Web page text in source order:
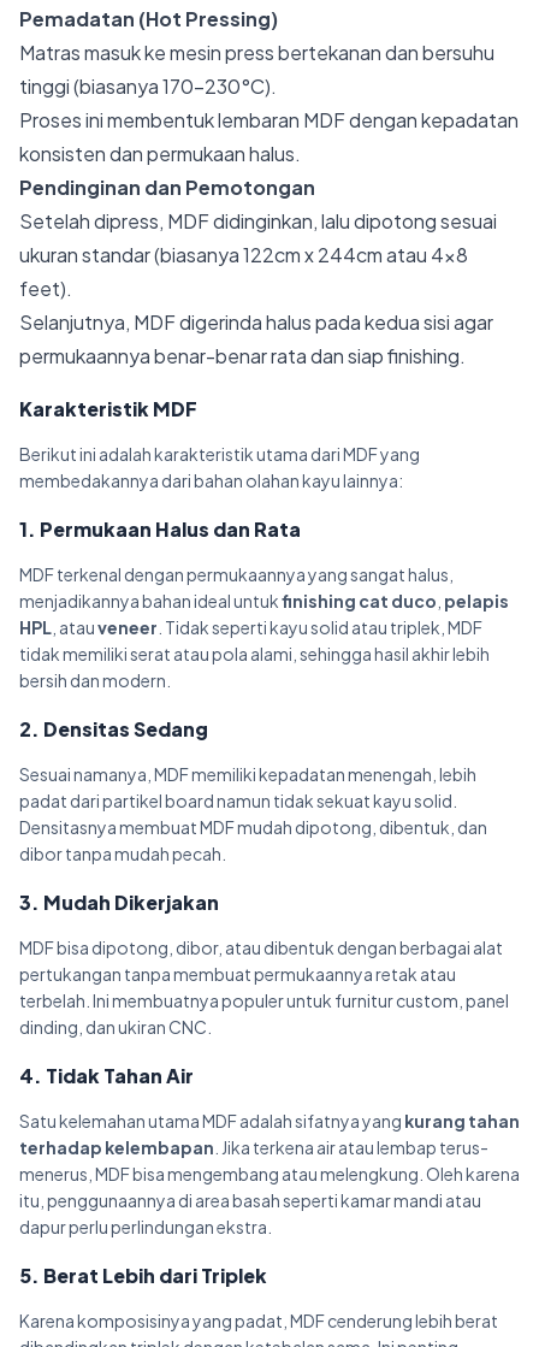
Pemadatan (Hot Pressing)
Matras masuk ke mesin press bertekanan dan bersuhu
tinggi (biasanya 170–230°C).
Proses ini membentuk lembaran MDF dengan kepadatan
konsisten dan permukaan halus.
Pendinginan dan Pemotongan
Setelah dipress, MDF didinginkan, lalu dipotong sesuai
ukuran standar (biasanya 122cm x 244cm atau 4×8
feet).
Selanjutnya, MDF digerinda halus pada kedua sisi agar
permukaannya benar-benar rata dan siap finishing.
Karakteristik MDF
Berikut ini adalah karakteristik utama dari MDF yang
membedakannya dari bahan olahan kayu lainnya:
1. Permukaan Halus dan Rata
MDF terkenal dengan permukaannya yang sangat halus,
menjadikannya bahan ideal untukfinishing cat duco pelapis
HPL , atauveneer . Tidak seperti kayu solid atau triplek, MDF
tidak memiliki serat atau pola alami, sehingga hasil akhir lebih
bersih dan modern.
2. Densitas Sedang
Sesuai namanya, MDF memiliki kepadatan menengah, lebih
padat dari partikel board namun tidak sekuat kayu solid.
Densitasnya membuat MDF mudah dipotong, dibentuk, dan
dibor tanpa mudah pecah.
3. Mudah Dikerjakan
MDF bisa dipotong, dibor, atau dibentuk dengan berbagai alat
pertukangan tanpa membuat permukaannya retak atau
terbelah. Ini membuatnya populer untuk furnitur custom, panel
dinding, dan ukiran CNC.
4. Tidak Tahan Air
Satu kelemahan utama MDF adalah sifatnya yang kurang tahan
terhadap kelembapan . Jika terkena air atau lembap terus-
menerus, MDF bisa mengembang atau melengkung. Oleh karena
itu, penggunaannya di area basah seperti kamar mandi atau
dapur perlu perlindungan ekstra.
5. Berat Lebih dari Triplek
Karena komposisinya yang padat, MDF cenderung lebih berat